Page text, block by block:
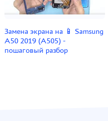
Замена экрана на 📱 Samsung
A50 2019 (A505) -
пошаговый разбор